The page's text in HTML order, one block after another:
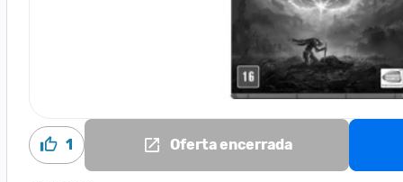
1 Oferta encerrada